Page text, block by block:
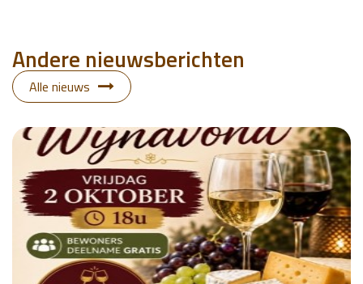
Andere nieuwsberichten
Alle nieuws